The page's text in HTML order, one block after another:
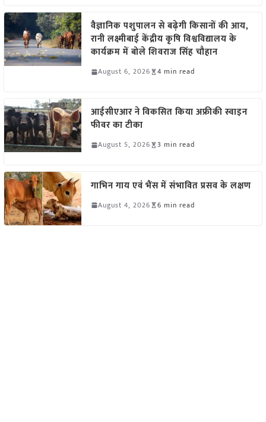
वैज्ञानिक पशुपालन से बढ़ेगी किसानों की आय,
रानी लक्ष्मीबाई केंद्रीय कृषि विश्वविद्यालय के
कार्यक्रम में बोले शिवराज सिंह चौहान
August 6, 2026 4 min read
आईसीएआर ने विकसित किया अफ्रीकी स्वाइन
फीवर का टीका
August 5, 2026 3 min read
गाभिन गाय एवं भैंस में संभावित प्रसव के लक्षण
August 4, 2026 6 min read